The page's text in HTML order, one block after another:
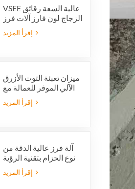
VSEE عالية السعة رقائق
الزجاج لون فارز آلات فرز
الألوان الزجاجية الملونة
لإنتاج إعادة تدوير الزجاج
ميزان تعبئة التوت الأزرق
الآلي الموفر للعمالة مع
نظام رفض متكامل
آلة فرز عالية الدقة من
نوع الحزام بتقنية الرؤية
بالذكاء الاصطناعي